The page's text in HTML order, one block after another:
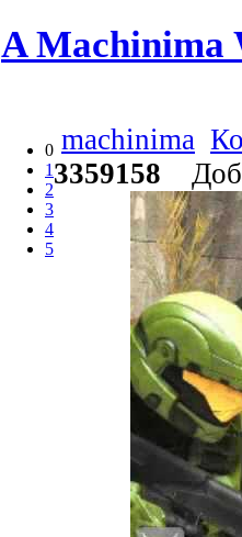
A Machinima
0
1
2
3
4
5
machinima
3359158